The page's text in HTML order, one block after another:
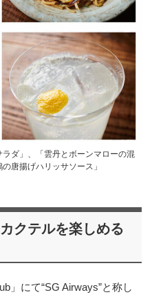
ダ」、「雲丹とボーンマローの混
唐揚げハリッサソース」
クテルを楽しめる
」にて“SG Airways”と称し